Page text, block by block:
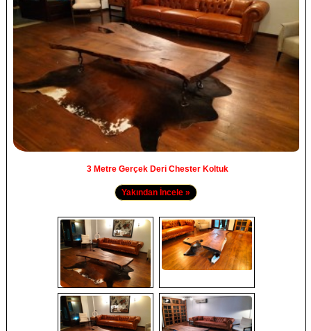
3 Metre Gerçek Deri Chester Koltuk
Yakından İncele »